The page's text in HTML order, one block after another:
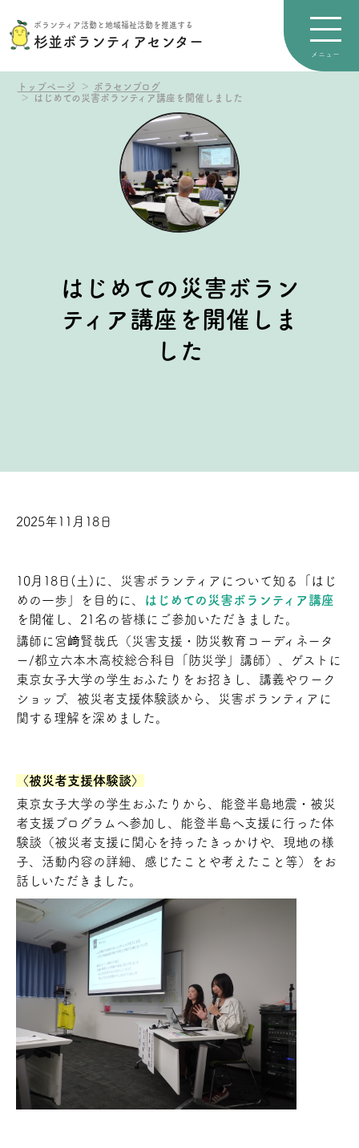
ボランティア活動と地域福祉活動を推進する
杉並ボランティアセンター
トップページ
ボラセンブログ
はじめての災害ボランティア講座を開催しました
はじめての災害ボラン
ティア講座を開催しま
した
2025年11月18日
10月18日(土)に、災害ボランティアについて知る「はじ
めの一歩」を目的に、
はじめての災害ボランティア講座
を開催し、21名の皆様にご参加いただきました。
講師に宮﨑賢哉氏（災害支援・防災教育コーディネータ
ー/都立六本木高校総合科目「防災学」講師）、ゲストに
東京女子大学の学生おふたりをお招きし、講義やワーク
ショップ、被災者支援体験談から、災害ボランティアに
関する理解を深めました。
〈被災者支援体験談〉
東京女子大学の学生おふたりから、能登半島地震・被災
者支援プログラムへ参加し、能登半島へ支援に行った体
験談（被災者支援に関心を持ったきっかけや、現地の様
子、活動内容の詳細、感じたことや考えたこと等）をお
話しいただきました。